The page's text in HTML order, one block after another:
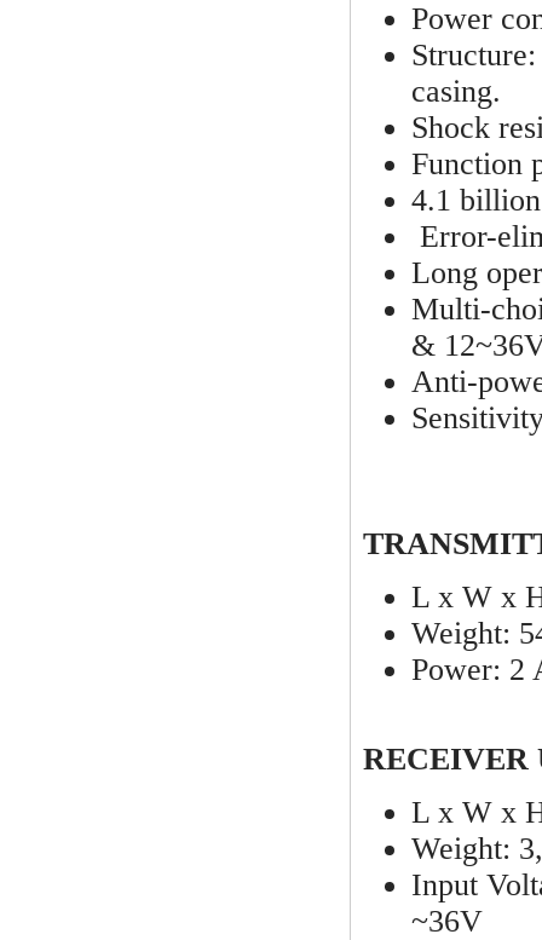
Power
casing.
Shock
Function
4.1
Error-
Long
Multi-
&
Anti-
L x W x
Weight:
Power: 2
RECEIVER
L x W x
Weight:
Input
~36V